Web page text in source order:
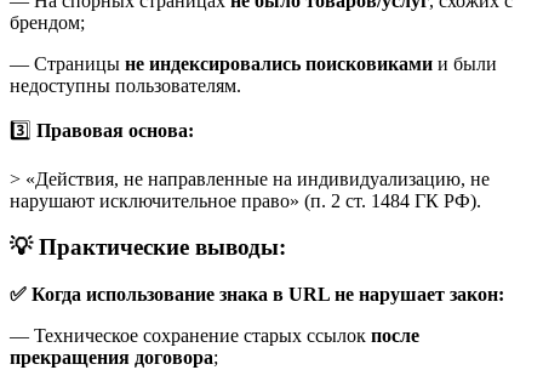
брендом;
— Страницы не индексировались поисковиками и были
недоступны пользователям.
3️⃣ Правовая основа:
> «Действия, не направленные на индивидуализацию, не
нарушают исключительное право» (п. 2 ст. 1484 ГК РФ).
💡 Практические выводы:
✅ Когда использование знака в URL не нарушает закон:
— Техническое сохранение старых ссылок после
прекращения договора;